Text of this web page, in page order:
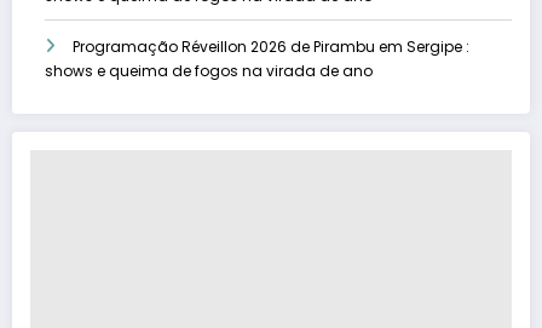
Programação Réveillon 2026 de Pirambu em Sergipe :
shows e queima de fogos na virada de ano